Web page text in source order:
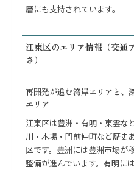
層にも支持されています。
江東区のエリア情報（交通
さ）
再開発が進む湾岸エリアと、
エリア
江東区は豊洲・有明・東雲な
川・木場・門前仲町など歴史
区です。豊洲には豊洲市場が
整備が進んでいます。有明に